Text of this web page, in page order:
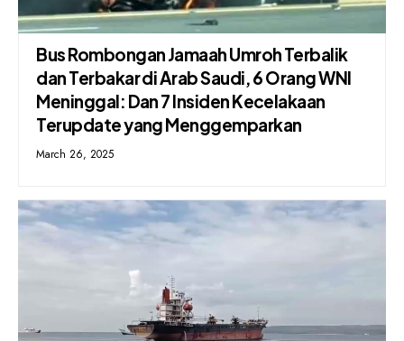
Bus Rombongan Jamaah Umroh Terbalik
dan Terbakar di Arab Saudi, 6 Orang WNI
Meninggal: Dan 7 Insiden Kecelakaan
Terupdate yang Menggemparkan
March 26, 2025